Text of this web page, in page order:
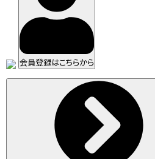
会員登録はこちらから